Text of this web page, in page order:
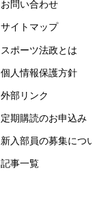
お問い合わせ
サイトマップ
スポーツ法政とは
個人情報保護方針
外部リンク
定期購読のお申込み
新入部員の募集につ
記事一覧